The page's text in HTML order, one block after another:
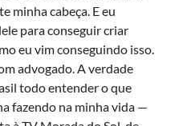
minha cabeça. E eu
para conseguir criar
eu vim conseguindo isso.
advogado. A verdade
todo entender o que
fazendo na minha vida —